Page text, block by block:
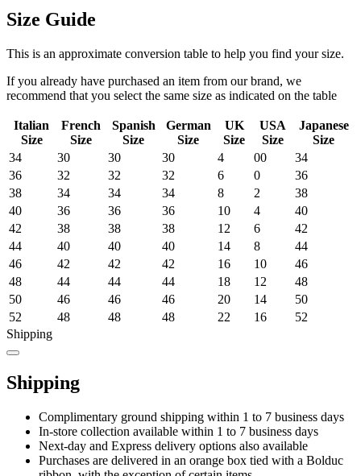
Size Guide
This is an approximate conversion table to help you find your size.
If you already have purchased an item from our brand, we
recommend that you select the same size as indicated on the table
Italian
Size
French
Size
Spanish
Size
German
Size
UK
Size
USA
Size
Japanese
Size
34
30 30 30 4 00
34
36
32 32 32 6 0
36
38
34 34 34 8 2
38
40
36 36 36 10 4
40
42
38 38 38 12 6
42
44
40 40 40 14 8
44
46
42 42 42 16 10
46
48
44 44 44 18 12
48
50
46 46 46 20 14
50
52
48 48 48 22 16
52
Shipping
Shipping
Complimentary ground shipping within 1 to 7 business days
In-store collection available within 1 to 7 business days
Next-day and Express delivery options also available
Purchases are delivered in an orange box tied with a Bolduc